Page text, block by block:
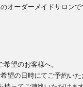
オーダーメイドサロンで
希望のお客様へ。
望の日時にてご予約いた